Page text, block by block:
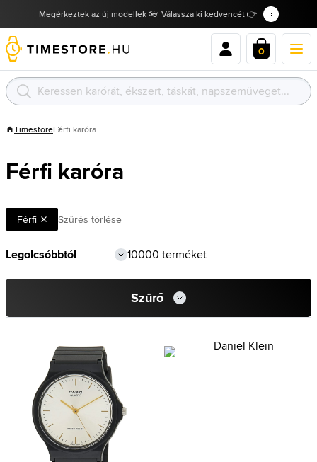
Megérkeztek az új modellek 👓 Válassza ki kedvencét 👉
0
TimestoreFérfi karóra
Férfi karóra
Férfi Szűrés törlése
10000 terméket
Szűrő